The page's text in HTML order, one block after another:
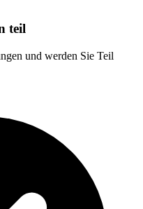
teil
und werden Sie Teil